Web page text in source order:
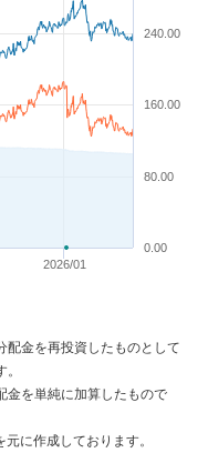
2026/01
0.00
80.00
160.00
240.00
金を再投資したものとして
を単純に加算したもので
に作成しております。